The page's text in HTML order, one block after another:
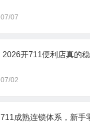
07/07
2026开711便利店真的
07/02
711成熟连锁体系，新手